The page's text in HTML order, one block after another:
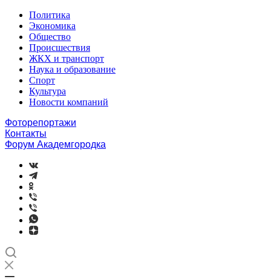
Политика
Экономика
Общество
Происшествия
ЖКХ и транспорт
Наука и образование
Спорт
Культура
Новости компаний
Фоторепортажи
Контакты
Форум Академгородка